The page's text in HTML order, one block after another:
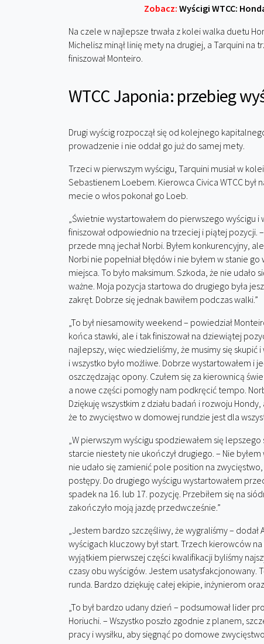
Zobacz: Wyścigi WTCC:
Na czele w najlepsze trwała z kolei walka duetu
Michelisz minął linię mety na drugiej, a Tarquini
finiszował Monteiro.
WTCC Japonia: przebieg
Drugi wyścig rozpoczął się od kolejnego
prowadzenie i nie oddał go już do samej mety.
Trzeci w pierwszym wyścigu, Tarquini musiał w
Sebastienem Loebem. Kierowca Civica WTCC
mecie o włos pokonał go Loeb.
„Świetnie wystartowałem do pierwszego wyścigu
finiszował odpowiednio na trzeciej i piątej pozycji.
przede mną jechał Norbi. Byłem konkurencyjny,
Norbi nie popełniał błędów i nie byłem w stanie
miejsca. To było maksimum. Szkoda, że nie
ważne. Moja pozycja startowa do drugiego była
zakręt. Dobrze się jednak bawiłem podczas walki.”
„To był niesamowity weekend – powiedział
końca stawki, ale i tak finiszował na dziewiątej
najlepszy, więc wiedzieliśmy, że musimy się skupić
i wszystko było możliwe. Dobrze wystartowałem i
oszczędzając opony. Czułem się za kierownicą
a nowe części pomogły nam podkręcić tempo.
Dziękuję wszystkim z działu badań i rozwoju
że to zwycięstwo w domowej rundzie jest dla
„W pierwszym wyścigu spodziewałem się
starcie niestety nie ukończył drugiego. – Nie
nie udało się zamienić pole position na
postępy. Do drugiego wyścigu wystartowałem
spadek na 16. lub 17. pozycję. Przebiłem się na
zakończyło moją jazdę przedwcześnie.”
„Jestem bardzo szczęśliwy, że wygraliśmy – dodał
wyścigach kluczowy był start. Trzech kierowców
wyjątkiem pierwszej części kwalifikacji byliśmy
czasy obu wyścigów. Jestem
runda. Bardzo dziękuję całej ekipie, inżynierom
„To był bardzo udany dzień – podsumował lider
Horiuchi. – Wszystko poszło zgodnie z planem,
pracy i wysiłku, aby sięgnąć po domowe